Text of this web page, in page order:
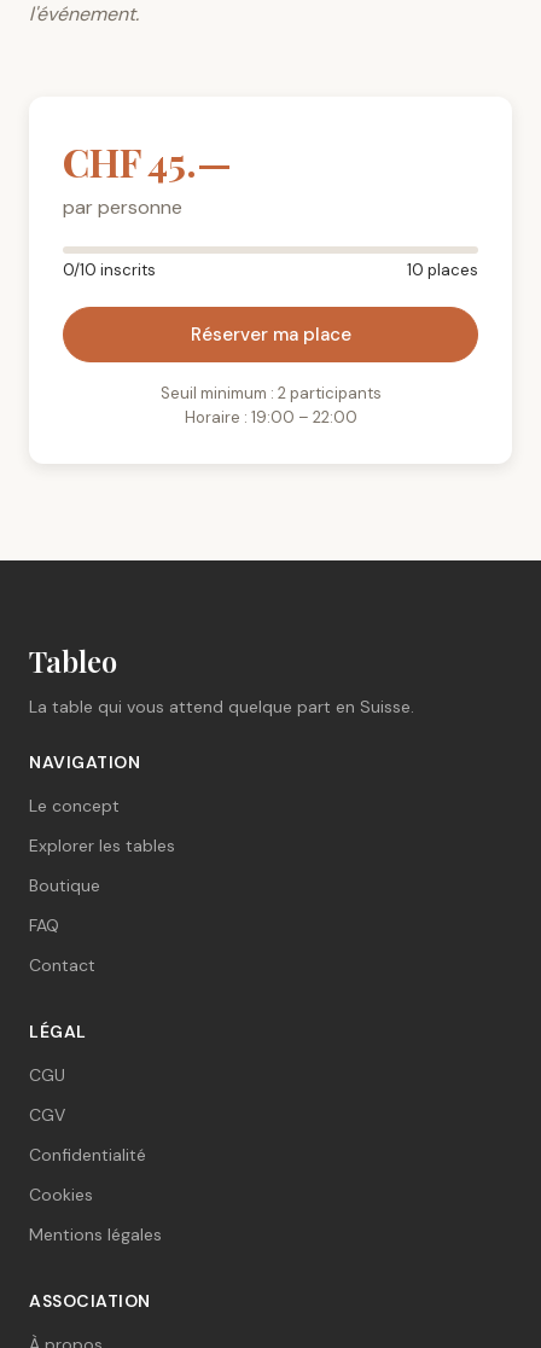
l'événement.
CHF 45.—
par personne
0/10 inscrits 10 places
Réserver ma place
Seuil minimum : 2 participants
Horaire : 19:00 – 22:00
Tableo
La table qui vous attend quelque part en Suisse.
NAVIGATION
Le concept
Explorer les tables
Boutique
FAQ
Contact
LÉGAL
CGU
CGV
Confidentialité
Cookies
Mentions légales
ASSOCIATION